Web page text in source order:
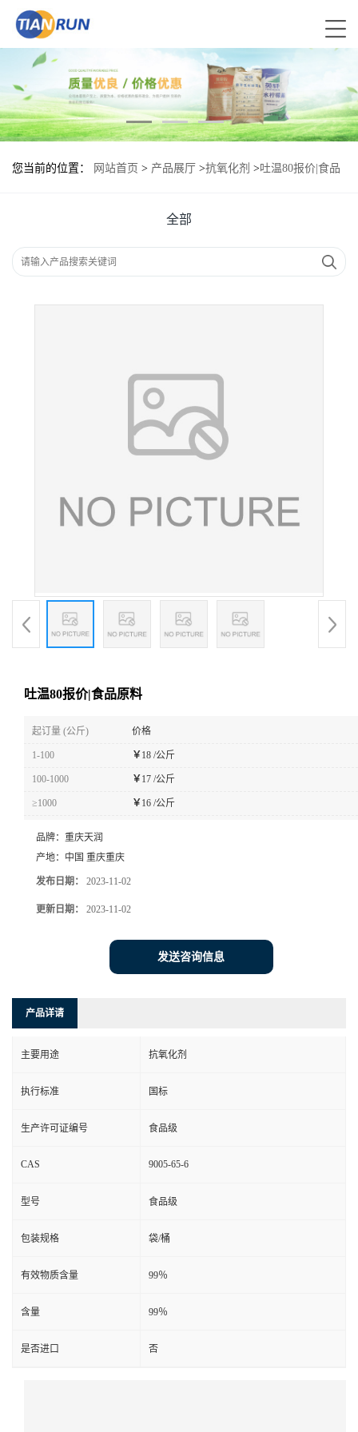
您当前的位置： 网站首页 > 产品展厅 >抗氧化剂 >吐温80报价|食品
全部
吐温80报价|食品原料
起订量 (公斤) 价格
1-100 ￥18 /公斤
100-1000 ￥17 /公斤
≥1000 ￥16 /公斤
品牌： 重庆天润
产地： 中国 重庆重庆
发布日期： 2023-11-02
更新日期： 2023-11-02
发送咨询信息
产品详请
主要用途 抗氧化剂
执行标准 国标
生产许可证编号 食品级
CAS 9005-65-6
型号 食品级
包装规格 袋/桶
有效物质含量 99％
含量 99％
是否进口 否